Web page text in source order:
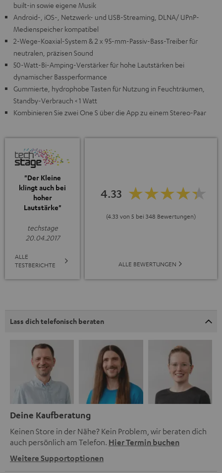
built-in sowie eigene Musik
Android-, iOS-, Netzwerk- und USB-Streaming, DLNA/ UPnP-
Medienspeicher kompatibel
2-Wege-Koaxial-System & 2 x 95-mm-Passiv-Bass-Treiber für
neutralen, präzisen Sound
50-Watt-Bi-Amping-Verstärker für hohe Lautstärken bei
dynamischer Bassperformance
Gummierte, hydrophobe Tasten für Nutzung in Feuchträumen,
Standby-Verbrauch < 1 Watt
Kombinieren Sie zwei One S über die App zu einem Stereo-Paar
"Der Kleine
klingt auch bei
hoher
Lautstärke"
techstage
20.04.2017
ALLE
TESTBERICHTE
4.33
(4.33 von 5 bei 348 Bewertungen)
ALLE BEWERTUNGEN
Lass dich telefonisch beraten
Deine Kaufberatung
Keinen Store in der Nähe? Kein Problem, wir beraten dich
auch persönlich am Telefon. Hier Termin buchen
Weitere Supportoptionen